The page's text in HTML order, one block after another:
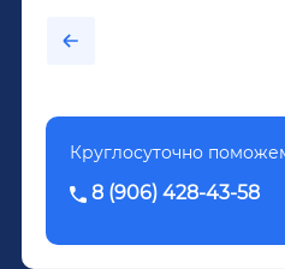
было назначено
Довженко.
Круглосуточно
8 (906) 428-43-58